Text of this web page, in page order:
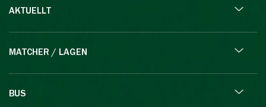
AKTUELLT
MATCHER / LAGEN
BUS